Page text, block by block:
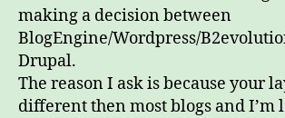
making a decision between
BlogEngine/Wordpress/
Drupal.
The reason I ask is because your
different then most blogs and I’m